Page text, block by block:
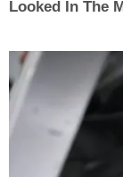
Looked In The